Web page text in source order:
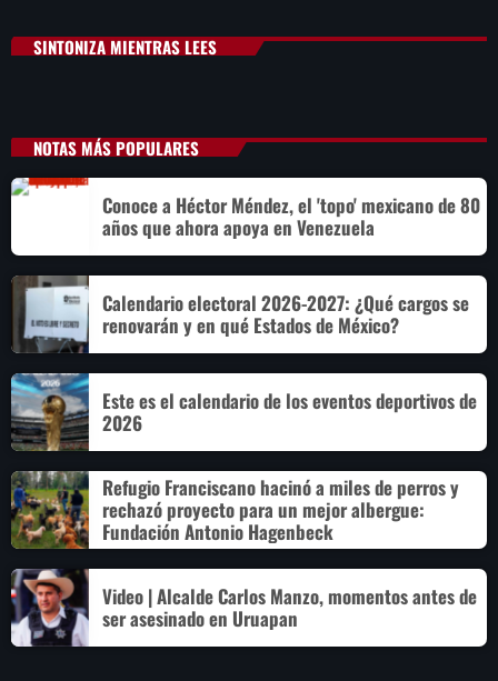
SINTONIZA MIENTRAS LEES
NOTAS MÁS POPULARES
Conoce a Héctor Méndez, el 'topo' mexicano de 80
años que ahora apoya en Venezuela
Calendario electoral 2026-2027: ¿Qué cargos se
renovarán y en qué Estados de México?
Este es el calendario de los eventos deportivos de
2026
Refugio Franciscano hacinó a miles de perros y
rechazó proyecto para un mejor albergue:
Fundación Antonio Hagenbeck
Video | Alcalde Carlos Manzo, momentos antes de
ser asesinado en Uruapan